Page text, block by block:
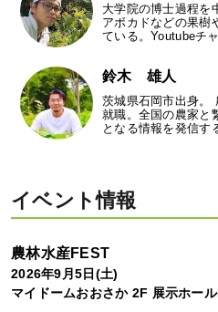
大学院の博士過程を
アボカドなどの果樹
ている。Youtubeチ
鈴木 雄人
茨城県石岡市出身。
就職。全国の農家と
となる情報を発信
イベント情報
農林水産FEST
2026年9月5日(土)
マイドームおおさか 2F 展示ホー